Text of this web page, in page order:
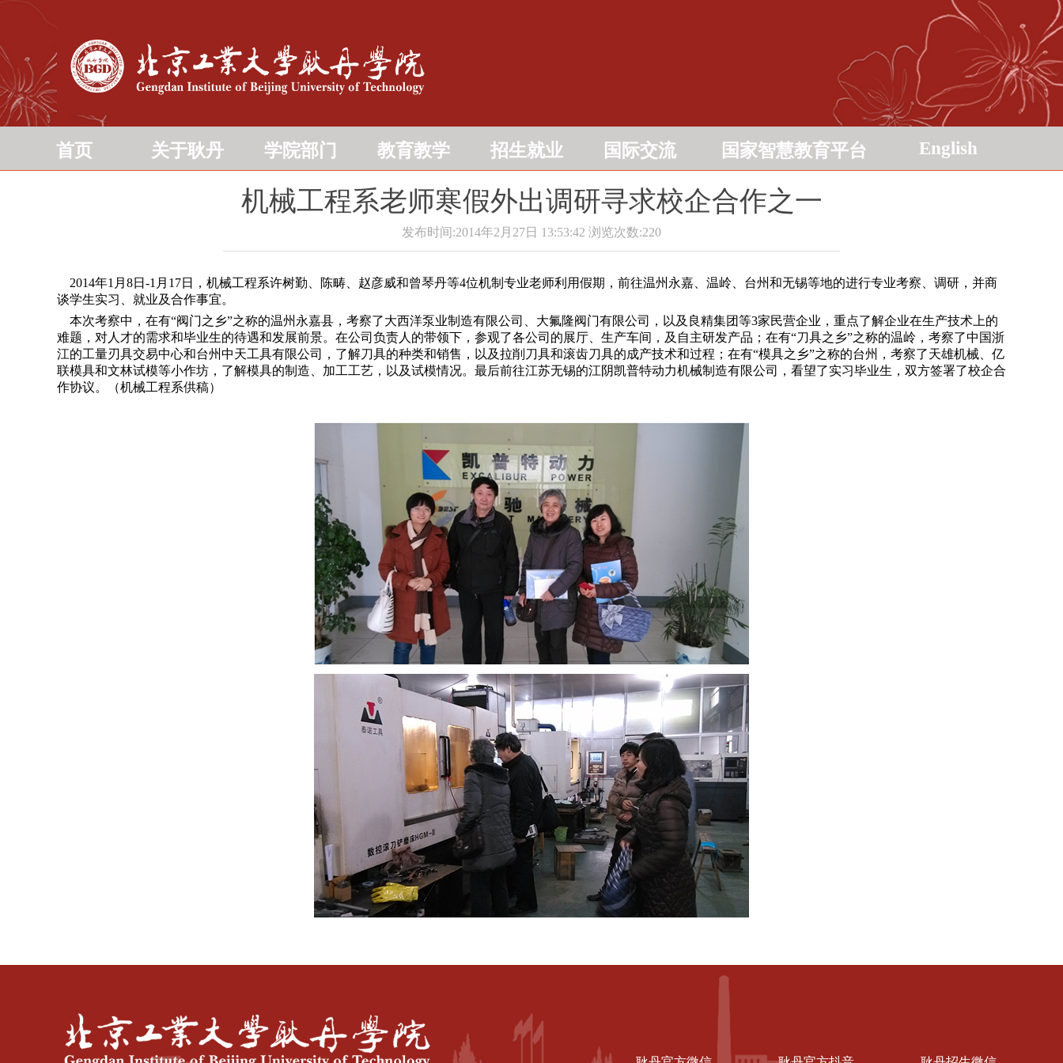
首页 关于耿丹 学院部门 教育教学 招生就业 国际交流 国家智慧教育平台 English
机械工程系老师寒假外出调研寻求校企合作之一
发布时间:2014年2月27日 13:53:42 浏览次数:220
2014年1月8日-1月17日，机械工程系许树勤、陈畴、赵彦威和曾琴丹等4位机制专业老师利用假期，前往温州永嘉、温岭、台州和无锡等地的进行专业考察、调研，并商
谈学生实习、就业及合作事宜。
本次考察中，在有“阀门之乡”之称的温州永嘉县，考察了大西洋泵业制造有限公司、大氟隆阀门有限公司，以及良精集团等3家民营企业，重点了解企业在生产技术上的
难题，对人才的需求和毕业生的待遇和发展前景。在公司负责人的带领下，参观了各公司的展厅、生产车间，及自主研发产品；在有“刀具之乡”之称的温岭，考察了中国浙
江的工量刃具交易中心和台州中天工具有限公司，了解刀具的种类和销售，以及拉削刀具和滚齿刀具的成产技术和过程；在有“模具之乡”之称的台州，考察了天雄机械、亿
联模具和文林试模等小作坊，了解模具的制造、加工工艺，以及试模情况。最后前往江苏无锡的江阴凯普特动力机械制造有限公司，看望了实习毕业生，双方签署了校企合
作协议。（机械工程系供稿）